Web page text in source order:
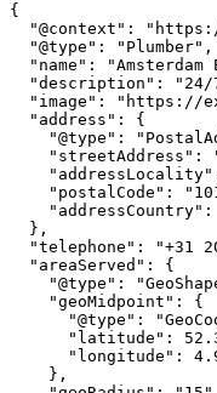
{
"@context":
  "@type": "Plumber",
"name": "Amsterdam
"description":
"image": "https://
  "address": {
"@type":
"streetAddress":
"postalCode":
"addressCountry":
  },
"telephone": "+31
  "areaServed": {
"@type":
    "geoMidpoint": {
"@type":
"latitude":
"longitude":
    },